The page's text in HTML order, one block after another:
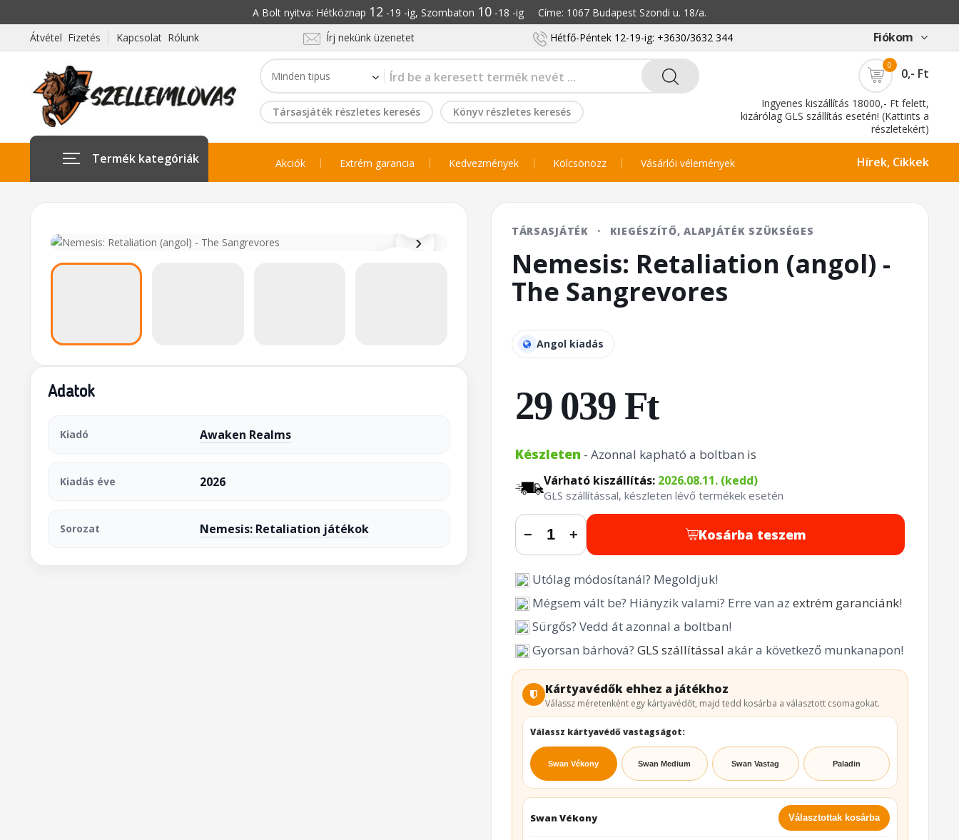
A Bolt nyitva: Hétköznap 12 -19 -ig, Szombaton 10-18 -ig Címe: 1067 Budapest Szondi u. 18/a.
Átvétel Fizetés
Kapcsolat Rólunk Írj nekünk üzenetet Hétfő-Péntek 12-19-ig: +3630/3632 344 Fiókom
Társasjáték részletes keresés Könyv részletes keresés
0
0,- Ft
Ingyenes kiszállítás 18000,- Ft felett,
kizárólag GLS szállítás esetén! (Kattints a
részletekért)
Termék kategóriák Akciók Extrém garancia Kedvezmények Kölcsönözz Vásárlói vélemények Hírek, Cikkek
›
Adatok
Kiadó Awaken Realms
Kiadás éve 2026
Sorozat Nemesis: Retaliation játékok
TÁRSASJÁTÉK · KIEGÉSZÍTŐ, ALAPJÁTÉK SZÜKSÉGES
Nemesis: Retaliation (angol) -
The Sangrevores
Angol kiadás
29 039 Ft
Készleten - Azonnal kapható a boltban is
Várható kiszállítás: 2026.08.11. (kedd)
GLS szállítással, készleten lévő termékek esetén
− + Kosárba teszem
Utólag módosítanál? Megoldjuk!
Mégsem vált be? Hiányzik valami? Erre van az extrém garanciánk!
Sürgős? Vedd át azonnal a boltban!
Gyorsan bárhová? GLS szállítással akár a következő munkanapon!
Kártyavédők ehhez a játékhoz
Válassz méretenként egy kártyavédőt, majd tedd kosárba a választott csomagokat.
Válassz kártyavédő vastagságot:
Swan Vékony Swan Medium Swan Vastag Paladin
Swan Vékony Választottak kosárba